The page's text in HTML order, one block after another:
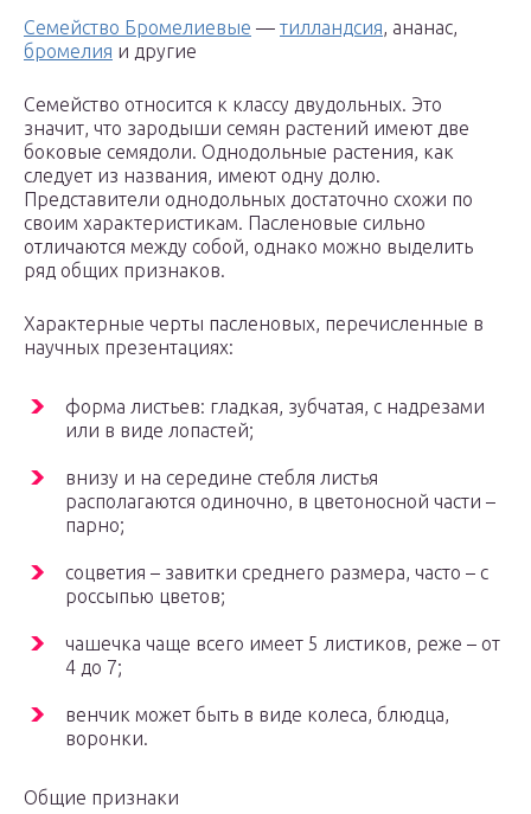
Семейство Бромелиевые — тилландсия, ананас,
бромелия и другие
Семейство относится к классу двудольных. Это
значит, что зародыши семян растений имеют две
боковые семядоли. Однодольные растения, как
следует из названия, имеют одну долю.
Представители однодольных достаточно схожи по
своим характеристикам. Пасленовые сильно
отличаются между собой, однако можно выделить
ряд общих признаков.
Характерные черты пасленовых, перечисленные в
научных презентациях:
форма листьев: гладкая, зубчатая, с надрезами
или в виде лопастей;
внизу и на середине стебля листья
располагаются одиночно, в цветоносной части –
парно;
соцветия – завитки среднего размера, часто – с
россыпью цветов;
чашечка чаще всего имеет 5 листиков, реже – от
4 до 7;
венчик может быть в виде колеса, блюдца,
воронки.
Общие признаки